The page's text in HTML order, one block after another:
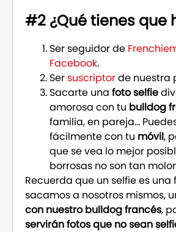
#2 ¿Qué tienes que
Ser seguidor de
Facebook.
Sersuscriptorde nuestra
Sacarte una foto selfie
amorosa con tu bulldog
familia, en pareja…
fácilmente con tu móvil,
que se vea lo mejor
borrosas no son tan
Recuerda que un selfie es una
sacamos a nosotros mismos,
con nuestro bulldog francés,
servirán fotos que no sean